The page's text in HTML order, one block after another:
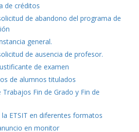
de créditos
de abandono del programa de
general.
de ausencia de profesor.
de examen
de alumnos titulados
Trabajos Fin de Grado y Fin de
ETSIT en diferentes formatos
en monitor